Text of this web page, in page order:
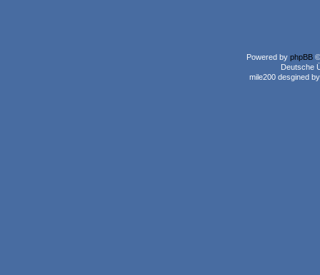
Powered by phpBB
Deutsche
mile200 desgined